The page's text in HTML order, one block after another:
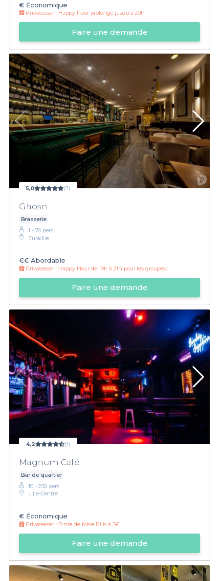
€ Économique
Privateaser : Happy hour prolongé jusqu'à 20h
Faire une demande
5,0 (7)
Ghosn
Brasserie
1 - 70 pers.
Euralille
€€ Abordable
Privateaser : Happy Hour de 19h à 21h pour les groupes !
Faire une demande
4,2 (1)
Magnum Café
Bar de quartier
10 - 250 pers.
Lille-Centre
€ Économique
Privateaser : Pinte de bière Pills à 3€
Faire une demande